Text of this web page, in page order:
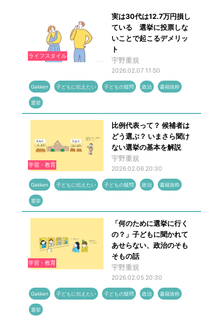
ライフスタイル
実は30代は12.7万円損し
ている 選挙に投票しな
いことで起こるデメリッ
ト
宇野重規
2026.02.07 11:50
Gakken 子どもに伝えたい 子どもの疑問 政治 書籍抜粋
選挙
学習・教育
比例代表って？ 候補者は
どう選ぶ？ いまさら聞け
ない選挙の基本を解説
宇野重規
2026.02.06 20:30
Gakken 子どもに伝えたい 子どもの疑問 政治 書籍抜粋
選挙
学習・教育
「何のために選挙に行く
の？」子どもに聞かれて
あせらない、政治のそも
そもの話
宇野重規
2026.02.05 20:30
Gakken 子どもに伝えたい 子どもの疑問 政治 書籍抜粋
選挙